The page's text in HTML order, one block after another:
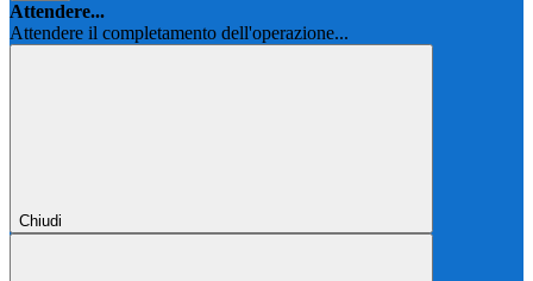
Attendere...
Attendere il completamento dell'operazione...
Chiudi